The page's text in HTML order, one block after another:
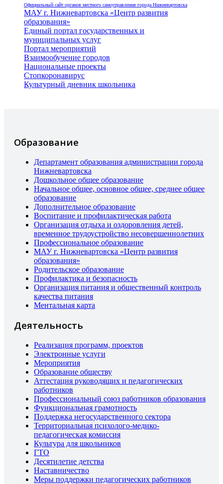
Официальный сайт органов местного самоуправления города Нижневартовска
МАУ г. Нижневартовска «Центр развития
образования»
Единый портал государственных и
муниципальных услуг
Портал мероприятий
Взаимообучение городов
Национальные проекты
Стопкоронавирус
Культурный дневник школьника
Образование
Департамент образования администрации города
Нижневартовска
Дошкольное общее образование
Начальное общее, основное общее, среднее общее
образование
Дополнительное образование
Воспитание и профилактическая работа
Организация отдыха и оздоровления детей,
временное трудоустройство несовершеннолетних
Профессиональное образование
МАУ г. Нижневартовска «Центр развития
образования»
Родительское образование
Профилактика и безопасность
Организация питания и общественный контроль
качества питания
Ментальная карта
Деятельность
Реализация программ, проектов
Электронные услуги
Мероприятия
Образование обществу
Аттестация руководящих и педагогических
работников
Профессиональный союз работников образования
Функциональная грамотность
Поддержка негосударственного сектора
Территориальная психолого-медико-
педагогическая комиссия
Культура для школьников
ГТО
Десятилетие детства
Наставничество
Меры поддержки педагогических работников